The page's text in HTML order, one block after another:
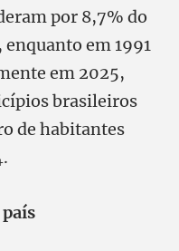
por 8,7% do
em 1991
em 2025,
brasileiros
de habitantes